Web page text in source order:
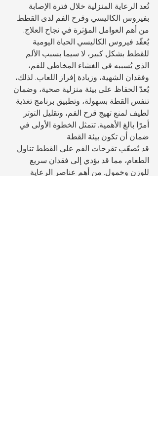
تُعد الرعاية المنزلية خلال فترة الإصابة
بفيروس الكاليسي وقرح الفم لدى القطط
من أهم العوامل المؤثرة في نجاح العلاج.
يُعقّد فيروس الكاليسي الحياة اليومية
للقطط بشكل كبير، لا سيما بسبب الألم
الذي يُسببه في الغشاء المخاطي للفم،
وفقدان الشهية، وزيادة إفراز اللعاب. لذلك،
يُعدّ الحفاظ على بيئة منزلية صحية، وضمان
تنفس القطة بسهولة، وتطبيق برنامج تغذية
لطيف لمنع تهيج قرح الفم، وتقليل التوتر
أمرًا بالغ الأهمية. تتمثل الخطوة الأولى في
ضمان أن تكون بيئة القطة
قد تُصعّب تقرحات الفم على القطط تناول
الطعام، مما قد يؤدي إلى فقدان سريع
للوزن وخمول. من أهم عناصر الرعاية